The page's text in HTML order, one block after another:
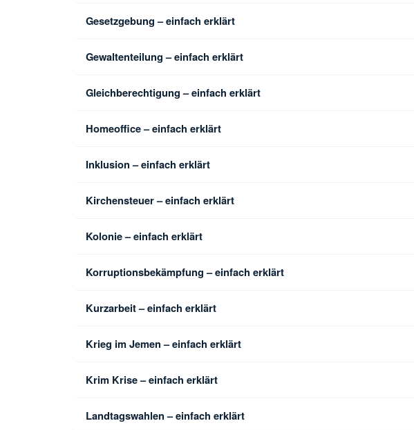
Gesetzgebung – einfach erklärt
Gewaltenteilung – einfach erklärt
Gleichberechtigung – einfach erklärt
Homeoffice – einfach erklärt
Inklusion – einfach erklärt
Kirchensteuer – einfach erklärt
Kolonie – einfach erklärt
Korruptionsbekämpfung – einfach erklärt
Kurzarbeit – einfach erklärt
Krieg im Jemen – einfach erklärt
Krim Krise – einfach erklärt
Landtagswahlen – einfach erklärt